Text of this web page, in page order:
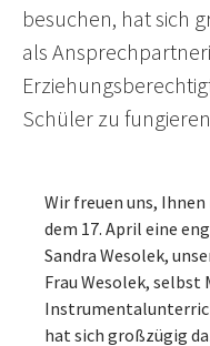
besuchen, hat sich
als
Schüler zu
Wir freuen uns,
dem 17. April eine
Sandra Wesolek,
Frau Wesolek, selbst
hat sich großzügig